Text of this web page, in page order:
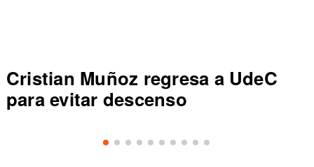
Muñoz regresa a UdeC
evitar descenso